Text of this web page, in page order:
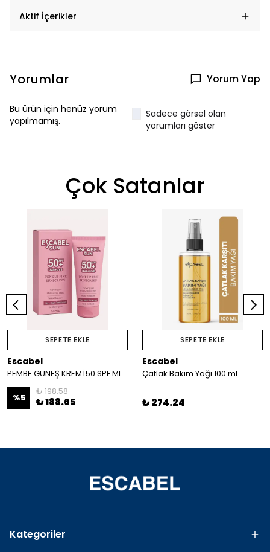
Aktif İçerikler
Yorumlar Yorum Yap
Bu ürün için henüz yorum
yapılmamış.
Sadece görsel olan
yorumları göster
Çok Satanlar
SEPETE EKLE
Escabel
PEMBE GÜNEŞ KREMİ 50 SPF ML 50 SPF
%5
₺ 198.58
₺ 188.65
SEPETE EKLE
Escabel
Çatlak Bakım Yağı 100 ml
₺ 274.24
Kategoriler